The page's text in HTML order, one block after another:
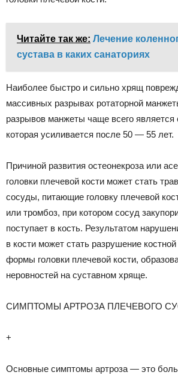
Читайте так же: Лечение
сустава в каких санаториях
Наиболее быстро и сильно хрящ
массивных разрывах ротаторной
разрывов манжеты чаще всего является
которая усиливается после 50 — 55 лет.
Причиной развития остеонекроза или
головки плечевой кости может стать
сосуды, питающие головку плечевой
или тромбоз, при котором сосуд
поступает в кость. Результатом
в кости может стать разрушение
формы головки плечевой кости,
неровностей на суставном хряще.
СИМПТОМЫ АРТРОЗА ПЛЕЧЕВОГО
+
Основные симптомы артроза — это боль